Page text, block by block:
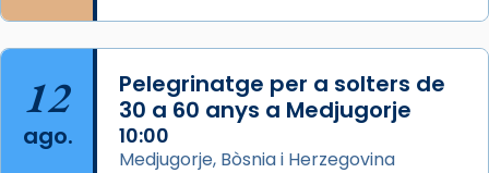
12
ago.
Pelegrinatge per a solters de
30 a 60 anys a Medjugorje
10:00
Medjugorje, Bòsnia i Herzegovina